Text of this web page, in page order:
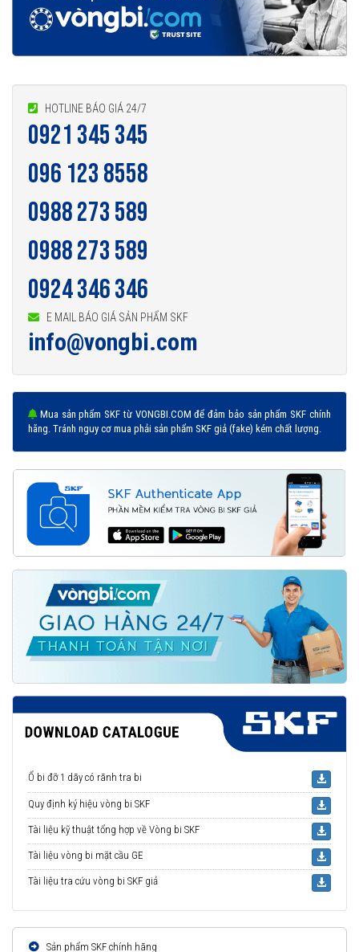
HOTLINE BÁO GIÁ 24/7
0921 345 345
096 123 8558
0988 273 589
0988 273 589
0924 346 346
E MAIL BÁO GIÁ SẢN PHẨM SKF
info@vongbi.com
Mua sản phẩm SKF từ VONGBI.COM để đảm bảo sản phẩm SKF chính
hãng. Tránh nguy cơ mua phải sản phẩm SKF giả (fake) kém chất lượng.
Ổ bi đỡ 1 dãy có rãnh tra bi
Quy định ký hiệu vòng bi SKF
Tài liệu kỹ thuật tổng hợp về Vòng bi SKF
Tài liệu vòng bi mặt cầu GE
Tài liệu tra cứu vòng bi SKF giả
Sản phẩm SKF chính hãng